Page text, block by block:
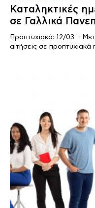
Καταληκτικές
σε Γαλλικά
Προπτυχιακά: 12/03 –
αιτήσεις σε